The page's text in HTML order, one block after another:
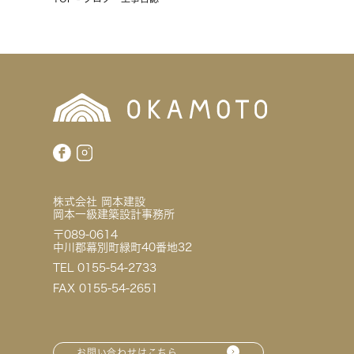
株式会社 岡本建設
岡本一級建築設計事務所
〒089-0614
中川郡幕別町緑町40番地32
TEL 0155-54-2733
FAX 0155-54-2651